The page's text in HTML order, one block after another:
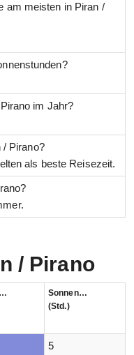
am meisten in Piran /
im Jahr?
/ Pirano?
als beste Reisezeit.
/ Pirano
Sonnenstunden
(Std.)
5